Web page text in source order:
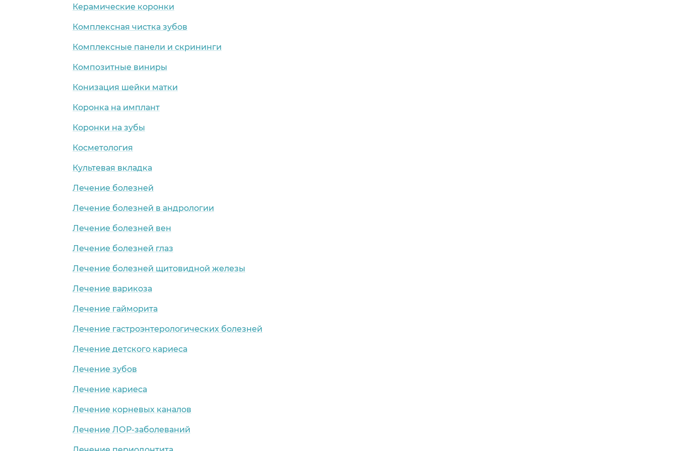
Керамические коронки
Комплексная чистка зубов
Комплексные панели и скрининги
Композитные виниры
Конизация шейки матки
Коронка на имплант
Коронки на зубы
Косметология
Культевая вкладка
Лечение болезней
Лечение болезней в андрологии
Лечение болезней вен
Лечение болезней глаз
Лечение болезней щитовидной железы
Лечение варикоза
Лечение гайморита
Лечение гастроэнтерологических болезней
Лечение детского кариеса
Лечение зубов
Лечение кариеса
Лечение корневых каналов
Лечение ЛОР-заболеваний